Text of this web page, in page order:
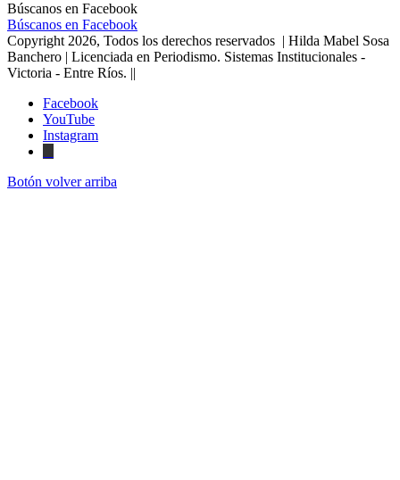
Búscanos en Facebook
Búscanos en Facebook
Copyright 2026, Todos los derechos reservados | Hilda Mabel Sosa
Banchero | Licenciada en Periodismo. Sistemas Institucionales -
Victoria - Entre Ríos. ||
Facebook
YouTube
Instagram
Botón volver arriba